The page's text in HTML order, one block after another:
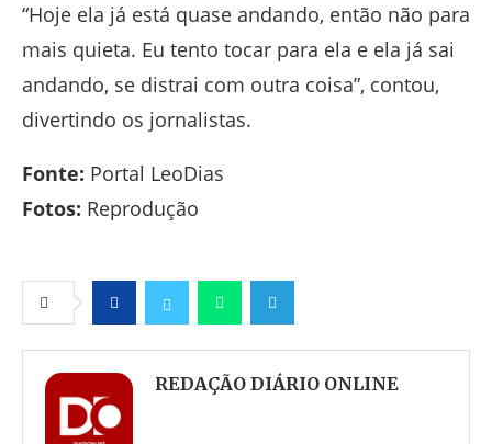
“Hoje ela já está quase andando, então não para
mais quieta. Eu tento tocar para ela e ela já sai
andando, se distrai com outra coisa”, contou,
divertindo os jornalistas.
Fonte: Portal LeoDias
Fotos: Reprodução
FacebookTwitter WhatsappTelegram
REDAÇÃO DIÁRIO ONLINE